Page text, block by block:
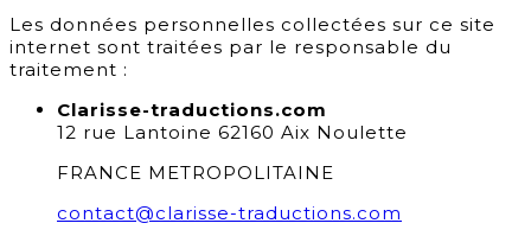
Les données personnelles collectées sur ce site
internet sont traitées par le responsable du
traitement :
Clarisse-traductions.com
12 rue Lantoine 62160 Aix Noulette
FRANCE METROPOLITAINE
contact@clarisse-traductions.com